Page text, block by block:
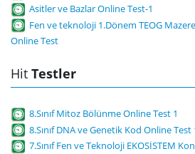
Asitler ve Bazlar Online Test-1
Fen ve teknoloji 1.Dönem TEOG
Online Test
Hit Testler
8.Sınıf Mitoz Bölünme Online Test 1
8.Sınıf DNA ve Genetik Kod Online Test
7.Sınıf Fen ve Teknoloji EKOSİSTEM